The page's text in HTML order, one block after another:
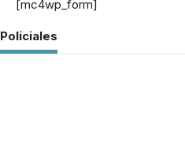
[mc4wp_form]
Policiales